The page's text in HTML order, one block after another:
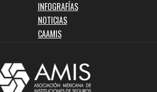
INFOGRAFÍAS
NOTICIAS
CAAMIS